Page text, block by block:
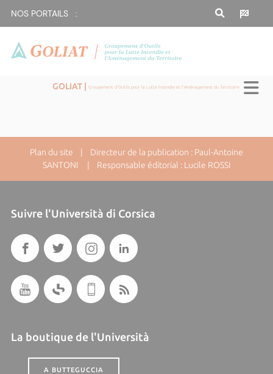
NOS PORTAILS :
GOLIAT |Groupement d'Outils pour la Lutte Incendie et l'Aménagement du Territoire
Plan du site | Directeur de la publication : Paul-Antoine
SANTONI | Responsable éditorial : Lucile ROSSI
Suivre l'Università di Corsica
La boutique de l'Università
A BUTTEGUCCIA